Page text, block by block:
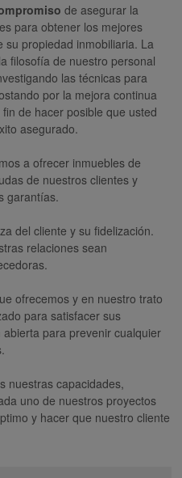
de asegurar la
para obtener los mejores
su propiedad inmobiliaria. La
filosofía de nuestro personal
las técnicas para
por la mejora continua
de hacer posible que usted
asegurado.
a ofrecer inmuebles de
de nuestros clientes y
garantías.
del cliente y su fidelización.
relaciones sean
ofrecemos y en nuestro trato
para satisfacer sus
para prevenir cualquier
nuestras capacidades,
uno de nuestros proyectos
y hacer que nuestro cliente